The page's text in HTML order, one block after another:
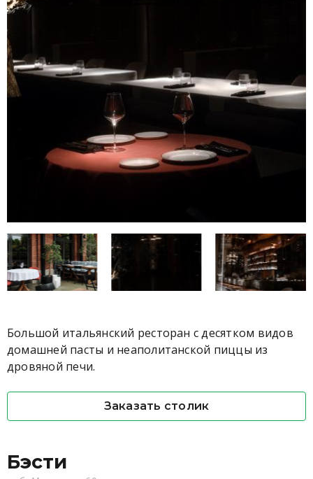
Большой итальянский ресторан с десятком видов
домашней пасты и неаполитанской пиццы из
дровяной печи.
Заказать столик
Бэсти